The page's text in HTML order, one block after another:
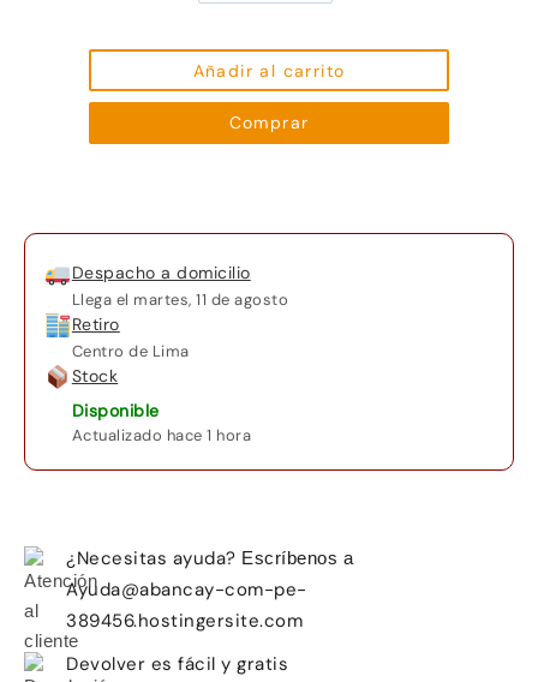
Gamer
ROG
Strix
G15
7
16GB
15.6
Añadir al carrito
Comprar
Despacho a domicilio
Llega el martes, 11 de agosto
Retiro
Centro de Lima
Stock
Disponible
Actualizado hace 1 hora
¿Necesitas ayuda? Escríbenos a
Ayuda@abancay-com-pe-
389456.hostingersite.com
Devolver es fácil y gratis